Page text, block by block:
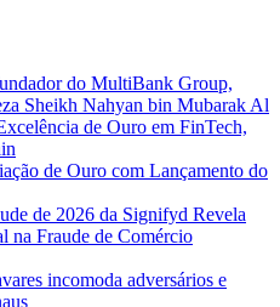
do MultiBank Group,
Sheikh Nahyan bin Mubarak Al
de Ouro em FinTech,
de Ouro com Lançamento do
de 2026 da Signifyd Revela
na Fraude de Comércio
incomoda adversários e